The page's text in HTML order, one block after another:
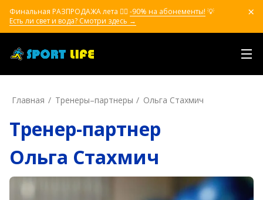
Финальная РАЗПРОДАЖА лета ❤️‍🔥 -90% на абонементы! 💡
Есть ли свет и вода? Смотри здесь →
Главная Тренеры–пapтнepы Ольга Стахмич
Тренер-партнер
Ольга Стахмич